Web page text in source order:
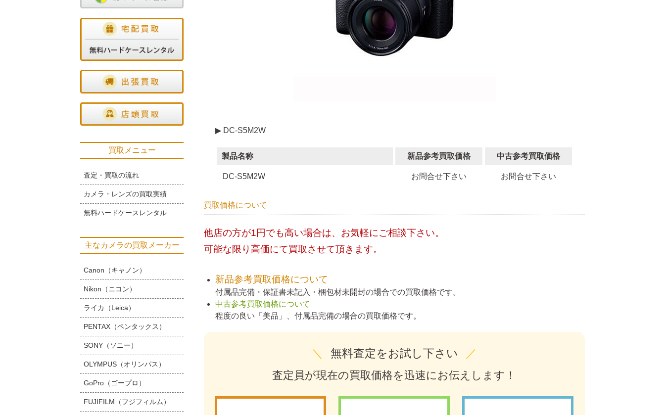
▶ DC-S5M2W
製品名称 新品参考買取価格 中古参考買取価格
DC-S5M2W お問合せ下さい お問合せ下さい
買取価格について
他店の方が1円でも高い場合は、お気軽にご相談下さい。
可能な限り高価にて買取させて頂きます。
新品参考買取価格について
付属品完備・保証書未記入・梱包材未開封の場合での買取価格です。
中古参考買取価格について
程度の良い「美品」、付属品完備の場合の買取価格です。
＼ 無料査定をお試し下さい ／
査定員が現在の買取価格を迅速にお伝えします！
買取メニュー
査定・買取の流れ
カメラ・レンズの買取実績
無料ハードケースレンタル
主なカメラの買取メーカー
Canon（キャノン）
Nikon（ニコン）
ライカ（Leica）
PENTAX（ペンタックス）
SONY（ソニー）
OLYMPUS（オリンパス）
GoPro（ゴープロ）
FUJIFILM（フジフィルム）